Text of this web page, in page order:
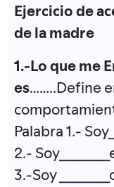
Ejercicio de
de la madre
1.-Lo que me
es……..Define
Palabra 1.-
2.-
3.-Soy